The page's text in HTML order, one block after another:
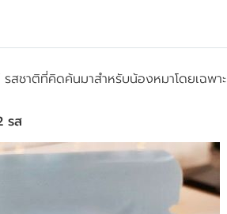
ชาติที่คิดค้นมาสำหรับน้องหมาโดยเฉพาะ
รส